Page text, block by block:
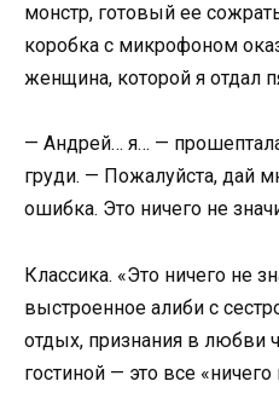
монстр, готовый ее
коробка с микрофоном
женщина, которой я отдал
— Андрей… я… —
груди. — Пожалуйста, дай
ошибка. Это ничего не
Классика. «Это ничего не
выстроенное алиби с
отдых, признания в
гостиной — это все «ничего